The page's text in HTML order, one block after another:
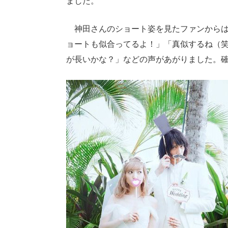
神田さんのショート姿を見たファンから
ョートも似合ってるよ！」「真似するね（
が長いかな？」などの声があがりました。